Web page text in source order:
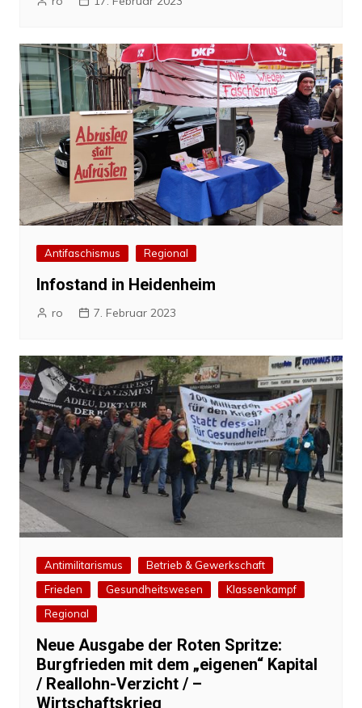
Antifaschismus Regional
Infostand in Heidenheim
ro 7. Februar 2023
Antimilitarismus
Betrieb & Gewerkschaft
Frieden
Gesundheitswesen
Klassenkampf
Regional
Neue Ausgabe der Roten Spritze:
Burgfrieden mit dem „eigenen“ Kapital
/ Reallohn-Verzicht / –
Wirtschaftskrieg